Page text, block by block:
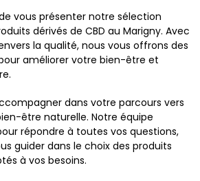
vous présenter notre sélection
dérivés de CBD au Marigny. Avec
la qualité, nous vous offrons des
améliorer votre bien-être et
dans votre parcours vers
être naturelle. Notre équipe
répondre à toutes vos questions,
guider dans le choix des produits
à vos besoins.